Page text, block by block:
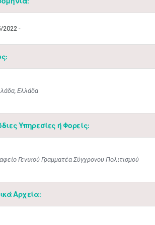
2022 -
Ελλάδα
Υπηρεσίες ή Φορείς:
Γενικού Γραμματέα Σύγχρονου Πολιτισμού
Αρχεία: